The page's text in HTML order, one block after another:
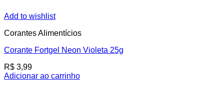
Add to wishlist
Corantes Alimentícios
Corante Fortgel Neon Violeta 25g
R$ 3,99
Adicionar ao carrinho